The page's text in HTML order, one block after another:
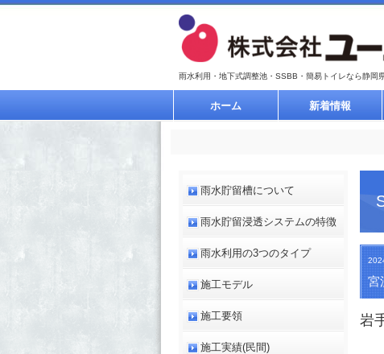
雨水利用・地下式調整池・SSBB・簡易トイレなら静岡
ホーム 新着情報
宮
岩
雨水貯留槽について
雨水貯留浸透システムの特徴
雨水利用の3つのタイプ
施工モデル
施工要領
施工実績(民間)